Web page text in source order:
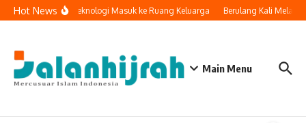
Lewati ke konten
Hot NewsKetika Teknologi Masuk ke Ruang Keluarga Berulang Kali
Main Menu